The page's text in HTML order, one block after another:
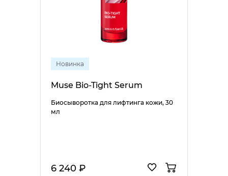
Новинка
Muse Bio-Tight Serum
Биосыворотка для лифтинга кожи, 30
мл
6 240 ₽